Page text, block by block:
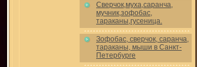
Cверчок,муха,саранча,
мучник,зофобас,
тараканы,гусеница.
Зофобас, сверчок, саранча,
тараканы, мыши в Санкт-
Петербурге